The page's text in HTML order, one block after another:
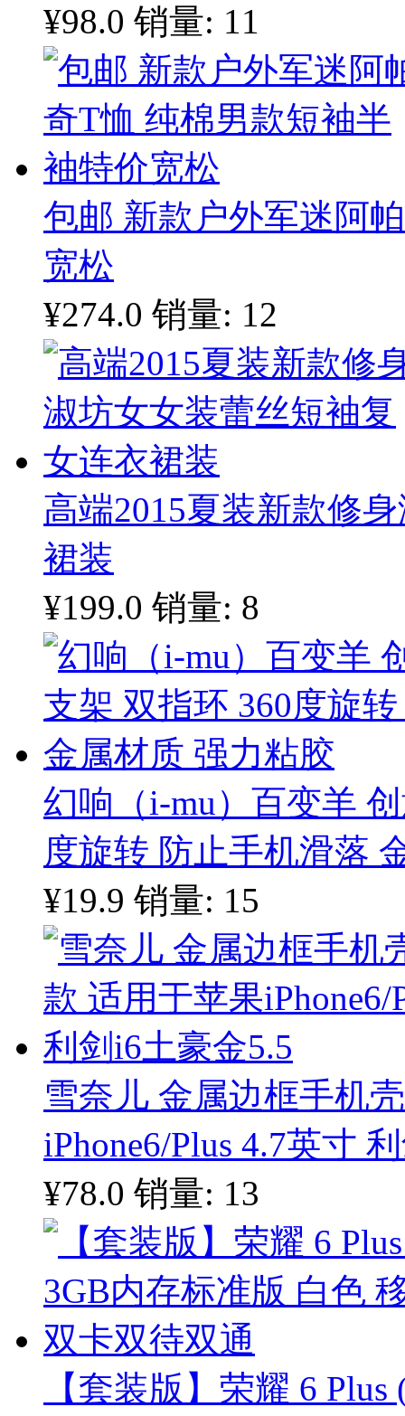
¥98.0 销量: 11
包邮 新款户外军迷阿
宽松
¥274.0 销量: 12
高端2015夏装新款修
裙装
¥199.0 销量: 8
幻响（i-mu）百变羊
度旋转 防止手机滑落
¥19.9 销量: 15
雪奈儿 金属边框手机
iPhone6/Plus 4.7英寸
¥78.0 销量: 13
【套装版】荣耀 6